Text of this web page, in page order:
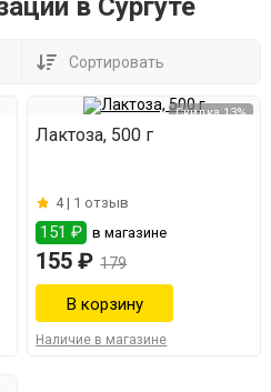
в Сургуте
Сортировать
Скидка 13%
Лактоза, 500 г
4 | 1 отзыв
151 ₽ в магазине
155 ₽ 179
Наличие в магазине